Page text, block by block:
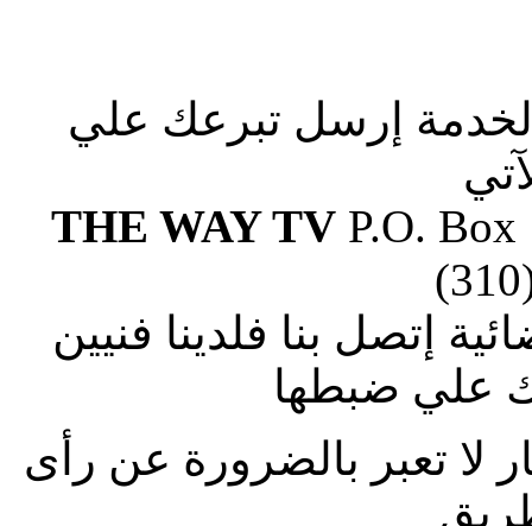
إرسل تبرعك علي
THE WAY TVP.O. Box
إتصل بنا فلدينا فنيين
علي ضبطها
لا تعبر بالضرورة عن رأى